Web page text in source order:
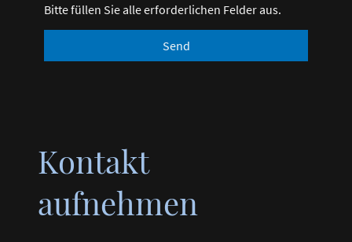
Bitte füllen Sie alle erforderlichen Felder aus.
Send
Kontakt
aufnehmen